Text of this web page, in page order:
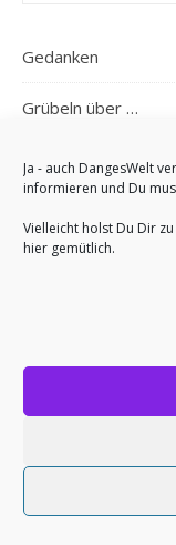
Ja - auch DangesWelt
informieren und Du
Vielleicht holst Du Dir
hier gemütlich.
Gedanken
Grübeln über …
Kalenderblätter
Reisen – Deutschland
Reisen –
Reisen – Roadtrip
Reisen – Sonstiges
Wohnwagen